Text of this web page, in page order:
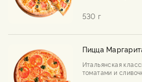
530 г
Пицца
Итальянская
томатами и